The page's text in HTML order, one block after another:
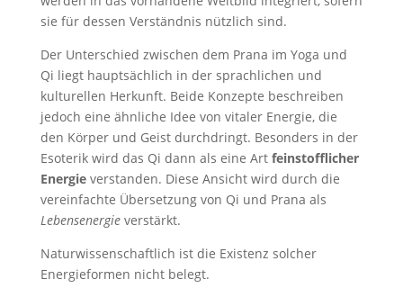
sie für dessen Verständnis nützlich sind.
Der Unterschied zwischen dem Prana im Yoga und
Qi liegt hauptsächlich in der sprachlichen und
kulturellen Herkunft. Beide Konzepte beschreiben
jedoch eine ähnliche Idee von vitaler Energie, die
den Körper und Geist durchdringt. Besonders in der
Esoterik wird das Qi dann als eine Art feinstofflicher
Energieverstanden. Diese Ansicht wird durch die
vereinfachte Übersetzung von Qi und Prana als
Lebensenergieverstärkt.
Naturwissenschaftlich ist die Existenz solcher
Energieformen nicht belegt.